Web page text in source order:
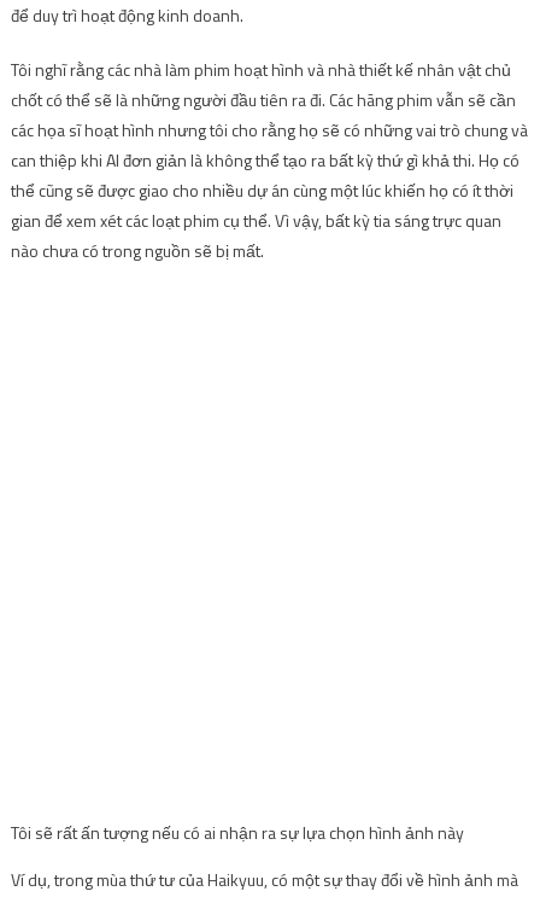
để duy trì hoạt động kinh doanh.
Tôi nghĩ rằng các nhà làm phim hoạt hình và nhà thiết kế nhân vật chủ
chốt có thể sẽ là những người đầu tiên ra đi. Các hãng phim vẫn sẽ cần
các họa sĩ hoạt hình nhưng tôi cho rằng họ sẽ có những vai trò chung và
can thiệp khi AI đơn giản là không thể tạo ra bất kỳ thứ gì khả thi. Họ có
thể cũng sẽ được giao cho nhiều dự án cùng một lúc khiến họ có ít thời
gian để xem xét các loạt phim cụ thể. Vì vậy, bất kỳ tia sáng trực quan
nào chưa có trong nguồn sẽ bị mất.
Tôi sẽ rất ấn tượng nếu có ai nhận ra sự lựa chọn hình ảnh này
Ví dụ, trong mùa thứ tư của Haikyuu, có một sự thay đổi về hình ảnh mà